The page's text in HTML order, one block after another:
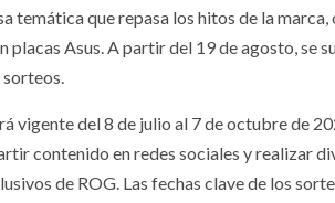
que repasa los hitos de la marca,
Asus. A partir del 19 de agosto, se
vigente del 8 de julio al 7 de octubre de
contenido en redes sociales y realizar
de ROG. Las fechas clave de los